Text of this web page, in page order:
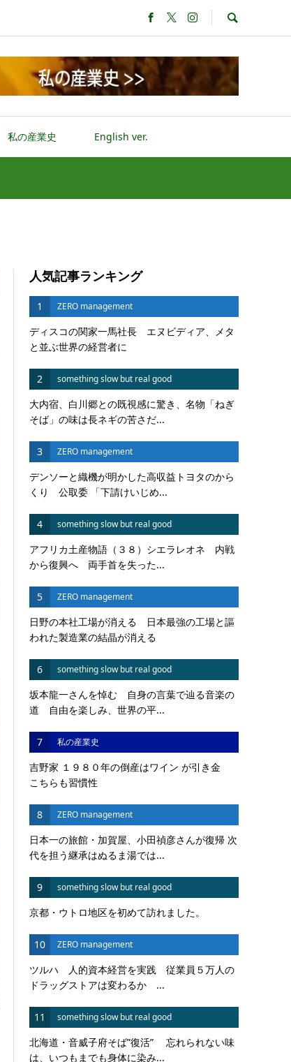
私の産業史 English ver.
人気記事ランキング
1 ZERO management
ディスコの関家一馬社長 エヌビディア、メタ
と並ぶ世界の経営者に
2 something slow but real good
大内宿、白川郷との既視感に驚き、名物「ねぎ
そば」の味は長ネギの苦さだ...
3 ZERO management
デンソーと織機が明かした高収益トヨタのから
くり 公取委 「下請けいじめ...
4 something slow but real good
アフリカ土産物語（３８）シエラレオネ 内戦
から復興へ 両手首を失った...
5 ZERO management
日野の本社工場が消える 日本最強の工場と謳
われた製造業の結晶が消える
6 something slow but real good
坂本龍一さんを悼む 自身の言葉で辿る音楽の
道 自由を楽しみ、世界の平...
7 私の産業史
吉野家 １９８０年の倒産はワイン が引き金
こちらも習慣性
8 ZERO management
日本一の旅館・加賀屋、小田禎彦さんが復帰 次
代を担う継承はぬるま湯では...
9 something slow but real good
京都・ウトロ地区を初めて訪れました。
10 ZERO management
ツルハ 人的資本経営を実践 従業員５万人の
ドラッグストアは変わるか ...
11 something slow but real good
北海道・音威子府そば”復活” 忘れられない味
は、いつもまでも身体に染み...